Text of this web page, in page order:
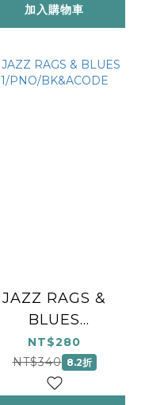
加入購物車
JAZZ RAGS &
BLUES
PNO/BK&ACODE
NT$280
NT$340 8.2折